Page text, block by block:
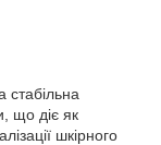
стабільна
що діє як
шкірного